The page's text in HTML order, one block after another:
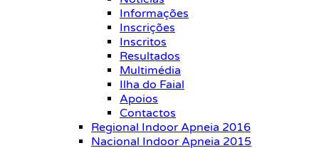
Informações
Inscrições
Inscritos
Resultados
Multimédia
Ilha do Faial
Apoios
Contactos
Regional Indoor Apneia 2016
Nacional Indoor Apneia 2015